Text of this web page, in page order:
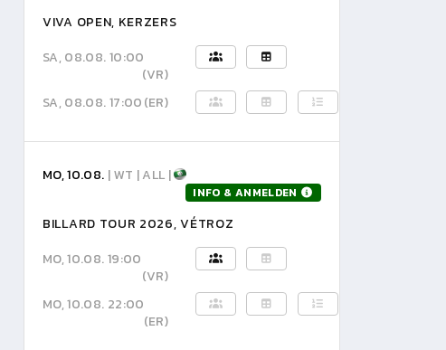
VIVA OPEN, KERZERS
SA, 08.08. 10:00
(VR)
SA, 08.08. 17:00(ER)
MO, 10.08. | WT | ALL |
INFO & ANMELDEN
BILLARD TOUR 2026, VÉTROZ
MO, 10.08. 19:00
(VR)
MO, 10.08. 22:00
(ER)